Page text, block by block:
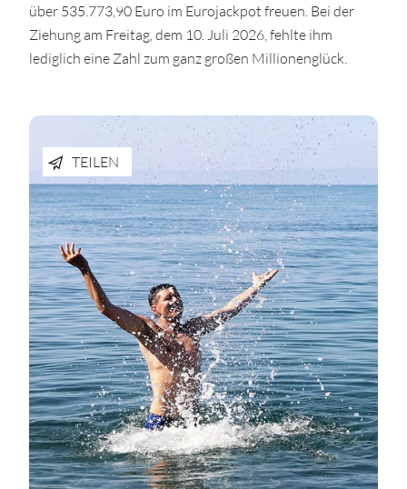
über 535.773,90 Euro im Eurojackpot freuen. Bei der
Ziehung am Freitag, dem 10. Juli 2026, fehlte ihm
lediglich eine Zahl zum ganz großen Millionenglück.
TEILEN